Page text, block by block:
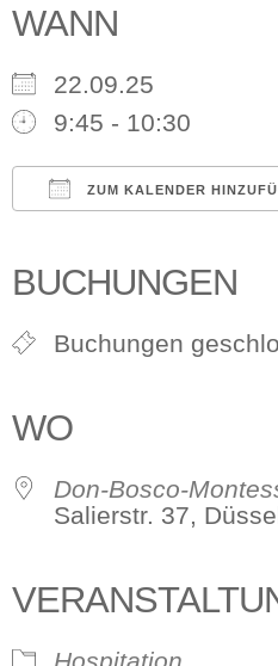
WANN
22.09.25
9:45 - 10:30
ZUM KALENDER
BUCHUNGEN
Buchungen
WO
Don-Bosco-
Salierstr. 37,